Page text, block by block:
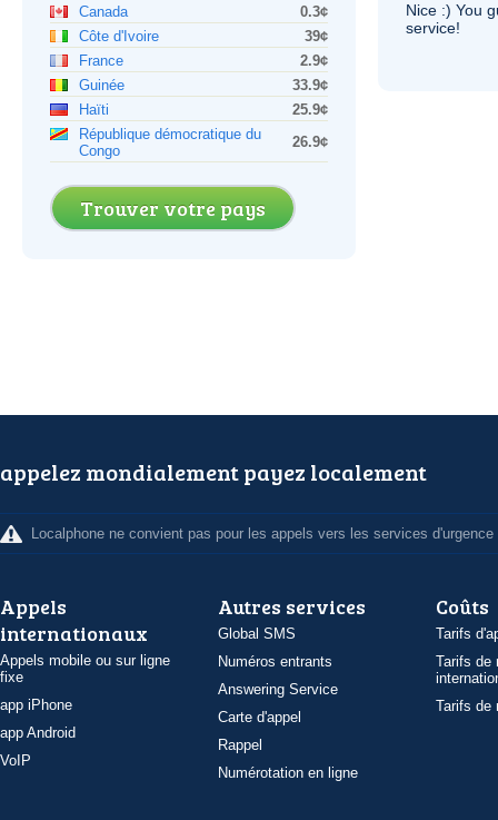
Canada
0.3¢
Côte d'Ivoire
39¢
France
2.9¢
Guinée
33.9¢
Haïti
25.9¢
République démocratique du
Congo
26.9¢
Trouver votre pays
Nice :) You
service!
appelez mondialement payez localement
Localphone ne convient pas pour les appels vers les services d'urgence
Appels
internationaux
Appels mobile ou sur ligne
fixe
app iPhone
app Android
VoIP
Autres services
Global SMS
Numéros entrants
Answering Service
Carte d'appel
Rappel
Numérotation en ligne
Coûts
Tarifs
Tarifs de
Tarifs de